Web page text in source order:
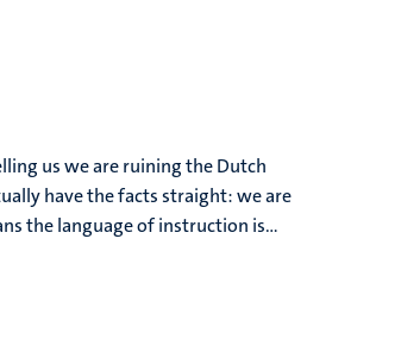
us we are ruining the Dutch
have the facts straight: we are
the language of instruction is...